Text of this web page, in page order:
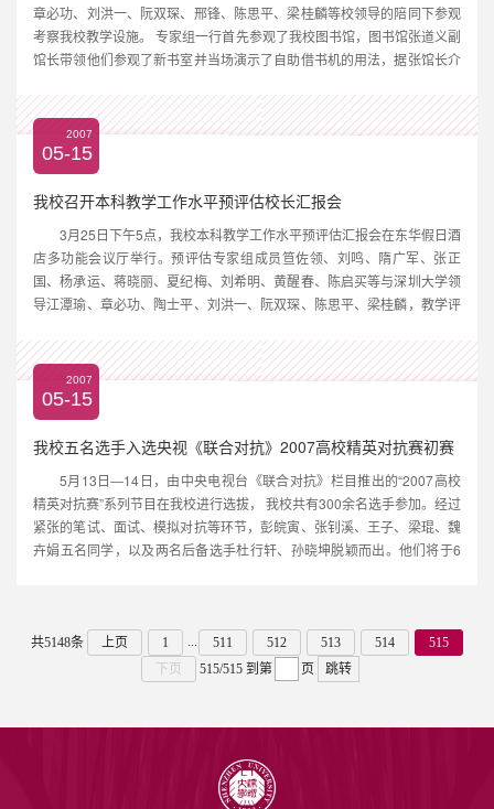
章必功、刘洪一、阮双琛、邢锋、陈思平、梁桂麟等校领导的陪同下参观
考察我校教学设施。 专家组一行首先参观了我校图书馆，图书馆张道义副
馆长带领他们参观了新书室并当场演示了自助借书机的用法，据张馆长介
专家们到科技楼考察，分别参观了7楼网络中心和负1楼...
2007
05-15
我校召开本科教学工作水平预评估校长汇报会
3月25日下午5点，我校本科教学工作水平预评估汇报会在东华假日酒
店多功能会议厅举行。预评估专家组成员笪佐领、刘鸣、隋广军、张正
国、杨承运、蒋晓丽、夏纪梅、刘希明、黄醒春、陈启买等与深圳大学领
导江潭瑜、章必功、陶士平、刘洪一、阮双琛、陈思平、梁桂麟，教学评
长刘洪一主持。 深圳大学党委书记江潭瑜代表学校党政领导对广东省本科
教...
2007
05-15
我校五名选手入选央视《联合对抗》2007高校精英对抗赛初赛
5月13日―14日，由中央电视台《联合对抗》栏目推出的“2007高校
精英对抗赛”系列节目在我校进行选拔， 我校共有300余名选手参加。经过
紧张的笔试、面试、模拟对抗等环节，彭皖寅、张钊溪、王子、梁琨、魏
卉娟五名同学，以及两名后备选手杜行轩、孙晓坤脱颖而出。他们将于6
共5148条 上页 1 ... 511 512 513 514
515
下页
515/515 到第 页 跳转